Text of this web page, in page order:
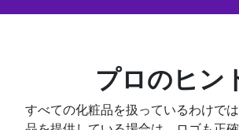
プロのヒン
すべての化粧品を扱っているわけで